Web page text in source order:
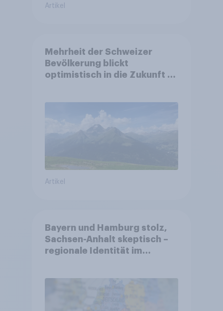
Artikel
Mehrheit der Schweizer
Bevölkerung blickt
optimistisch in die Zukunft –
Altersvorsorge
Artikel
Bayern und Hamburg stolz,
Sachsen-Anhalt skeptisch –
regionale Identität im